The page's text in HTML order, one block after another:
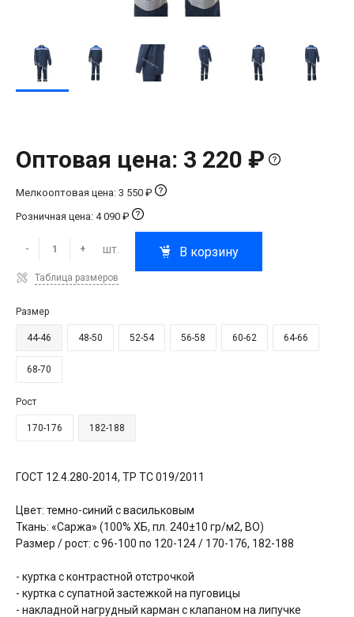
Оптовая цена: 3 220 ₽
Мелкооптовая цена: 3 550 ₽
Розничная цена: 4 090 ₽
- + шт. В корзину
Таблица размеров
Размер
44-46 48-50 52-54 56-58 60-62 64-66
68-70
Рост
170-176 182-188
ГОСТ 12.4.280-2014, ТР ТС 019/2011
Цвет: темно-синий с васильковым
Ткань: «Саржа» (100% ХБ, пл. 240±10 гр/м2, ВО)
Размер / рост: с 96-100 по 120-124 / 170-176, 182-188
- куртка с контрастной отстрочкой
- куртка с супатной застежкой на пуговицы
- накладной нагрудный карман с клапаном на липучке